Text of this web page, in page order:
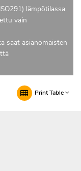
lämpötilassa.
vain
saat asianomaisten
Print Table